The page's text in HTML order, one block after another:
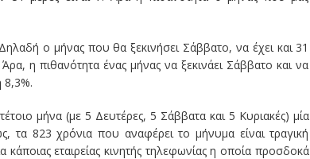
ο μήνας που θα ξεκινήσει Σάββατο, να έχει και 31
η πιθανότητα ένας μήνας να ξεκινάει Σάββατο και να
8,3%.
μήνα (με 5 Δευτέρες, 5 Σάββατα και 5 Κυριακές) μία
823 χρόνια που αναφέρει το μήνυμα είναι τραγική
εταιρείας κινητής τηλεφωνίας η οποία προσδοκά